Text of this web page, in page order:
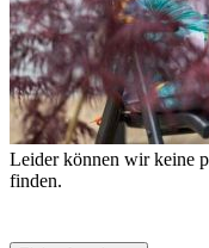
Leider können wir keine
finden.